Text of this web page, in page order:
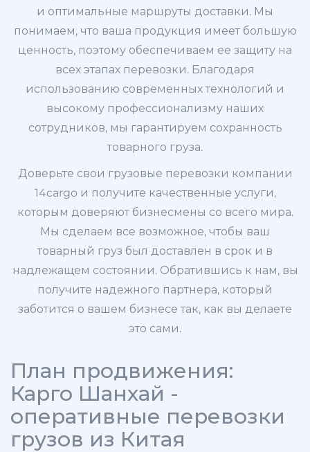
и оптимальные маршруты доставки. Мы
понимаем, что ваша продукция имеет большую
ценность, поэтому обеспечиваем ее защиту на
всех этапах перевозки. Благодаря
использованию современных технологий и
высокому профессионализму наших
сотрудников, мы гарантируем сохранность
товарного груза.
Доверьте свои грузовые перевозки компании
14cargo и получите качественные услуги,
которым доверяют бизнесмены со всего мира.
Мы сделаем все возможное, чтобы ваш
товарный груз был доставлен в срок и в
надлежащем состоянии. Обратившись к нам, вы
получите надежного партнера, который
заботится о вашем бизнесе так, как вы делаете
это сами.
План продвижения:
Карго Шанхай -
оперативные перевозки
грузов из Китая